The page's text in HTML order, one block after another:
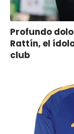
Profundo
Rattín, el
club